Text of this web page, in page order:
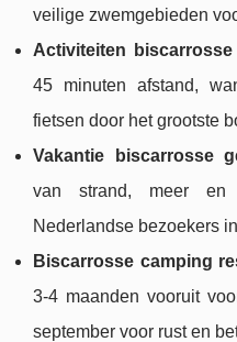
veilige zwemgebieden
Activiteiten biscarrosse
45 minuten afstand,
fietsen door het grootste
Vakantie biscarrosse
van strand, meer
Nederlandse bezoekers
Biscarrosse camping
3-4 maanden vooruit
september voor rust en